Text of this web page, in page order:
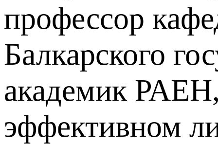
профессор
Балкарского
академик РАЕН,
эффективном